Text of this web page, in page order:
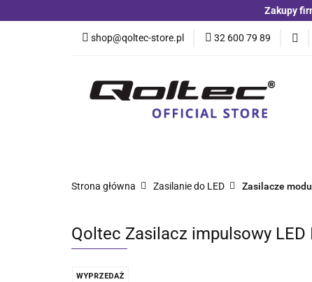
Zakupy
shop@qoltec-store.pl 32 600 79 89
Blog
Kategorie
Strona główna Zasilanie do LED Zasilacze
Qoltec Zasilacz impulsowy LED
WYPRZEDAŻ